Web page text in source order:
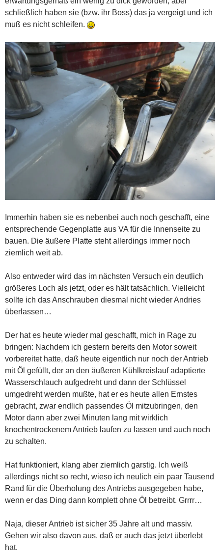
schließlich haben sie (bzw. ihr Boss) das ja vergeigt und ich
muß es nicht schleifen.
Immerhin haben sie es nebenbei auch noch geschafft, eine
entsprechende Gegenplatte aus VA für die Innenseite zu
bauen. Die äußere Platte steht allerdings immer noch
ziemlich weit ab.
Also entweder wird das im nächsten Versuch ein deutlich
größeres Loch als jetzt, oder es hält tatsächlich. Vielleicht
sollte ich das Anschrauben diesmal nicht wieder Andries
überlassen…
Der hat es heute wieder mal geschafft, mich in Rage zu
bringen: Nachdem ich gestern bereits den Motor soweit
vorbereitet hatte, daß heute eigentlich nur noch der Antrieb
mit Öl gefüllt, der an den äußeren Kühlkreislauf adaptierte
Wasserschlauch aufgedreht und dann der Schlüssel
umgedreht werden mußte, hat er es heute allen Ernstes
gebracht, zwar endlich passendes Öl mitzubringen, den
Motor dann aber zwei Minuten lang mit wirklich
knochentrockenem Antrieb laufen zu lassen und auch noch
zu schalten.
Hat funktioniert, klang aber ziemlich garstig. Ich weiß
allerdings nicht so recht, wieso ich neulich ein paar Tausend
Rand für die Überholung des Antriebs ausgegeben habe,
wenn er das Ding dann komplett ohne Öl betreibt. Grrrr…
Naja, dieser Antrieb ist sicher 35 Jahre alt und massiv.
Gehen wir also davon aus, daß er auch das jetzt überlebt
hat.